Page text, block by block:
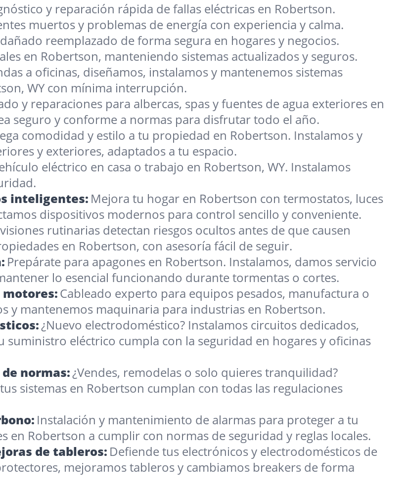
y reparación rápida de fallas eléctricas en Robertson.
muertos y problemas de energía con experiencia y calma.
reemplazado de forma segura en hogares y negocios.
en Robertson, manteniendo sistemas actualizados y seguros.
a oficinas, diseñamos, instalamos y mantenemos sistemas
WY con mínima interrupción.
y reparaciones para albercas, spas y fuentes de agua exteriores en
seguro y conforme a normas para disfrutar todo el año.
comodidad y estilo a tu propiedad en Robertson. Instalamos y
y exteriores, adaptados a tu espacio.
eléctrico en casa o trabajo en Robertson, WY. Instalamos
inteligentes: Mejora tu hogar en Robertson con termostatos, luces
dispositivos modernos para control sencillo y conveniente.
rutinarias detectan riesgos ocultos antes de que causen
en Robertson, con asesoría fácil de seguir.
Prepárate para apagones en Robertson. Instalamos, damos servicio
lo esencial funcionando durante tormentas o cortes.
motores:Cableado experto para equipos pesados, manufactura o
y mantenemos maquinaria para industrias en Robertson.
¿Nuevo electrodoméstico? Instalamos circuitos dedicados,
eléctrico cumpla con la seguridad en hogares y oficinas
normas:¿Vendes, remodelas o solo quieres tranquilidad?
sistemas en Robertson cumplan con todas las regulaciones
Instalación y mantenimiento de alarmas para proteger a tu
en Robertson a cumplir con normas de seguridad y reglas locales.
de tableros: Defiende tus electrónicos y electrodomésticos de
mejoramos tableros y cambiamos breakers de forma